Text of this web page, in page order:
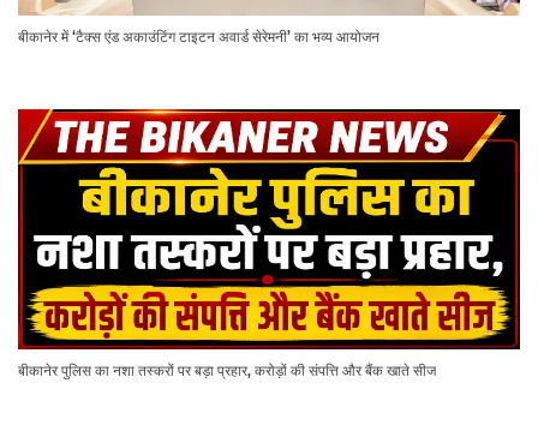
बीकानेर में ‘टैक्स एंड अकाउंटिंग टाइटन अवार्ड सेरेमनी’ का भव्य आयोजन
बीकानेर पुलिस का नशा तस्करों पर बड़ा प्रहार, करोड़ों की संपत्ति और बैंक खाते सीज